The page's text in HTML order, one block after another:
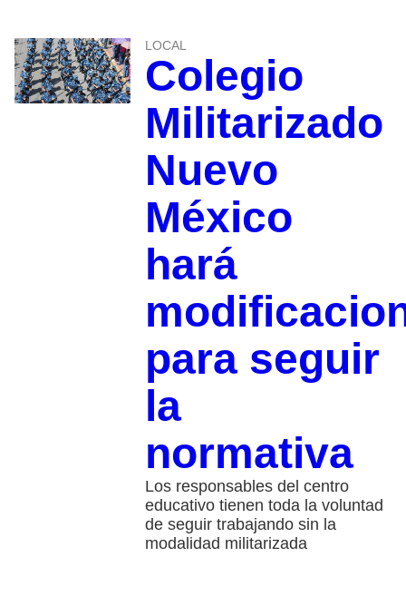
LOCAL
Colegio
Militarizado
Nuevo
México
hará
para seguir
la
normativa
Los responsables del centro
educativo tienen toda la voluntad
de seguir trabajando sin la
modalidad militarizada